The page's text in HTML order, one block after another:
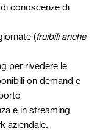
conoscenze di
(fruibili anche
per rivedere le
on demand e
e in streaming
aziendale.